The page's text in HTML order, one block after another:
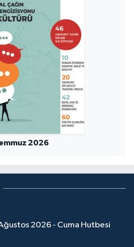
2026
2026 - Cuma Hutbesi